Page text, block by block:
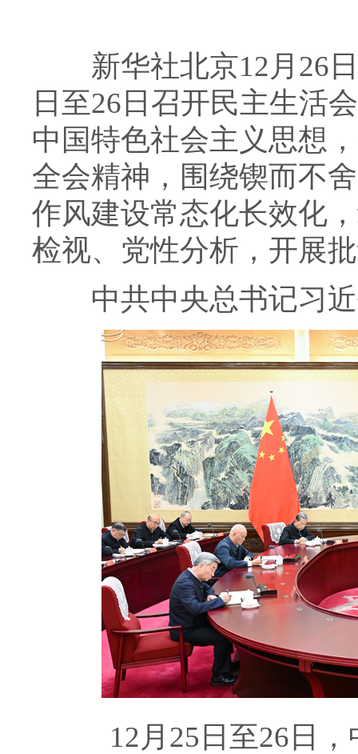
新华社北京12月26日
日至26日召开民主生活
中国特色社会主义思想
全会精神，围绕锲而不
作风建设常态化长效化
检视、党性分析，开展
中共中央总书记习近
12月25日至26日，